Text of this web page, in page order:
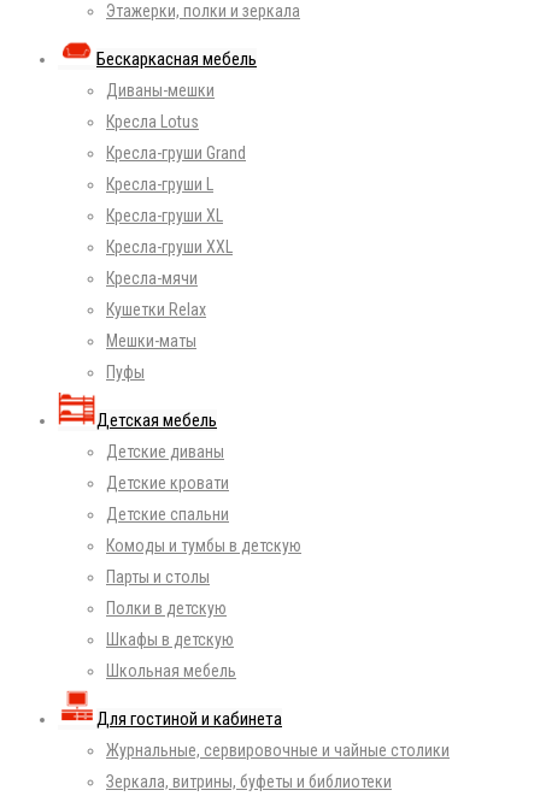
Этажерки, полки и зеркала
Бескаркасная мебель
Диваны-мешки
Кресла Lotus
Кресла-груши Grand
Кресла-груши L
Кресла-груши XL
Кресла-груши XXL
Кресла-мячи
Кушетки Relax
Мешки-маты
Пуфы
Детская мебель
Детские диваны
Детские кровати
Детские спальни
Комоды и тумбы в детскую
Парты и столы
Полки в детскую
Шкафы в детскую
Школьная мебель
Для гостиной и кабинета
Журнальные, сервировочные и чайные столики
Зеркала, витрины, буфеты и библиотеки